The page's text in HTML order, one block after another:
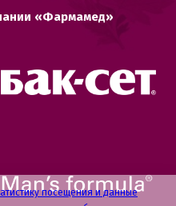
посещения и данные
«Фармамед»